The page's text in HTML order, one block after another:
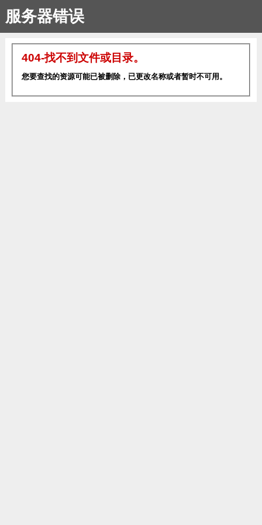
服务器错误
404-找不到文件或目录。
您要查找的资源可能已被删除，已更改名称或者暂时不可用。